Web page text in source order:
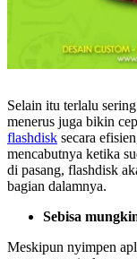
Selain itu terlalu
menerus juga bikin
flashdisk secara
mencabutnya ketika
di pasang, flashdisk
bagian dalamnya.
Sebisa
Meskipun nyimpen